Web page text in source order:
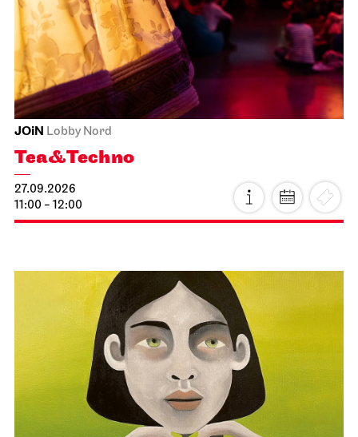
JOiN Lobby Nord
Tea&Techno
27.09.2026
11:00 - 12:00